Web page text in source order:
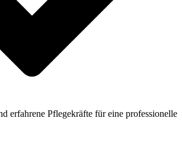
erfahrene Pflegekräfte für eine professionelle